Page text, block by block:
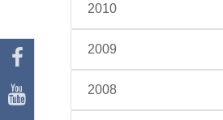
2010
2009
2008